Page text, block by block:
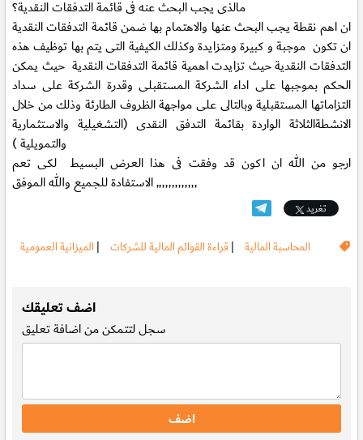
ان اهم نقطة يجب البحث عنها والاهتمام بها ضمن قائمة التدفقات النقدية
ان تكون موجبة و كبيرة ومتزايدة وكذلك الكيفية التى يتم بها توظيف هذه
التدفقات النقدية حيث تزايدت اهمية قائمة التدفقات النقدية حيث يمكن
الحكم بموجبها على اداء الشركة المستقبلى وقدرة الشركة على سداد
التزاماتها المستقبلية وبالتالى على مواجهة الظروف الطارئة وذلك من خلال
الانشطةالثلاثة الواردة بقائمة التدفق النقدى (التشغيلية والاستثمارية
ارجو من الله ان اكون قد وفقت فى هذا العرض البسيط لكى تعم
الاستفادة للجميع والله الموفق ,,,,,,,,,,,,,
تغريد
المحاسبة المالية |قراءة القوائم المالية للشركات | الميزانية العمومية
اضف تعليقك
سجللتتمكن من اضافة تعليق